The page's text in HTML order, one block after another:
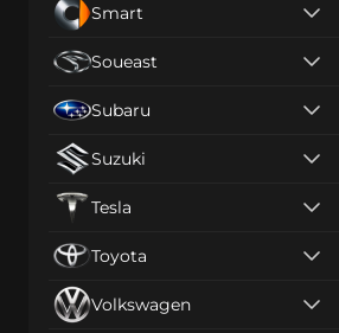
Smart
Soueast
Subaru
Suzuki
Tesla
Toyota
Volkswagen